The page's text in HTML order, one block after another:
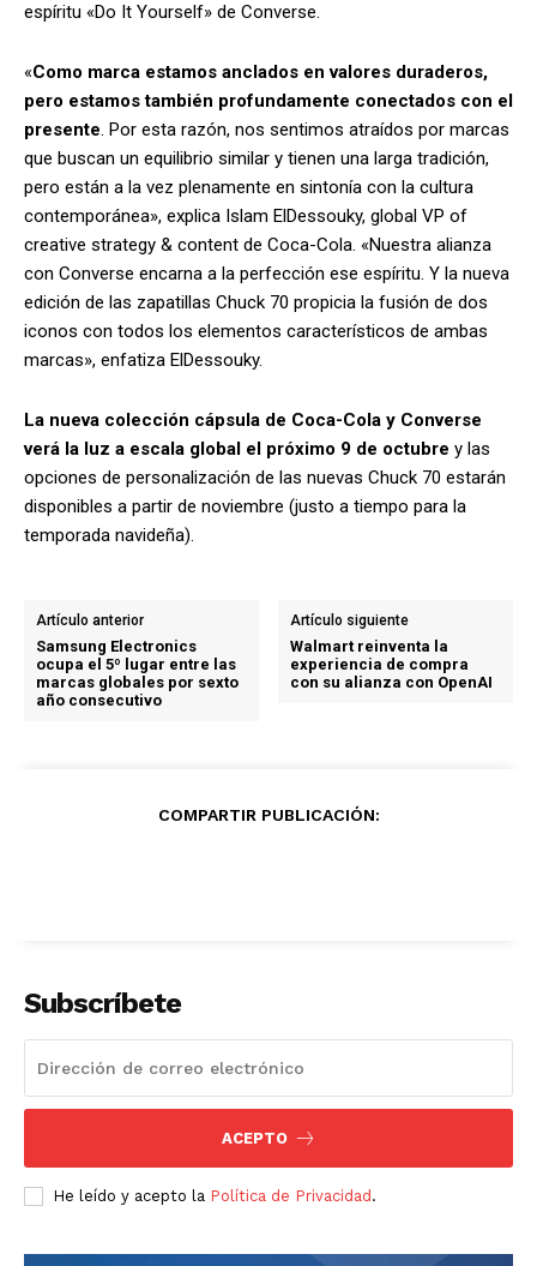
espíritu «Do It Yourself» de Converse.
«Como marca estamos anclados en valores duraderos,
pero estamos también profundamente conectados con el
presente. Por esta razón, nos sentimos atraídos por marcas
que buscan un equilibrio similar y tienen una larga tradición,
pero están a la vez plenamente en sintonía con la cultura
contemporánea», explica Islam ElDessouky, global VP of
creative strategy & content de Coca-Cola. «Nuestra alianza
con Converse encarna a la perfección ese espíritu. Y la nueva
edición de las zapatillas Chuck 70 propicia la fusión de dos
iconos con todos los elementos característicos de ambas
marcas», enfatiza ElDessouky.
La nueva colección cápsula de Coca-Cola y Converse
verá la luz a escala global el próximo 9 de octubre y las
opciones de personalización de las nuevas Chuck 70 estarán
disponibles a partir de noviembre (justo a tiempo para la
temporada navideña).
Artículo anterior
Samsung Electronics
ocupa el 5º lugar entre las
marcas globales por sexto
año consecutivo
Artículo siguiente
Walmart reinventa la
experiencia de compra
con su alianza con OpenAI
COMPARTIR PUBLICACIÓN:
Subscríbete
ACEPTO
He leído y acepto la Política de Privacidad .